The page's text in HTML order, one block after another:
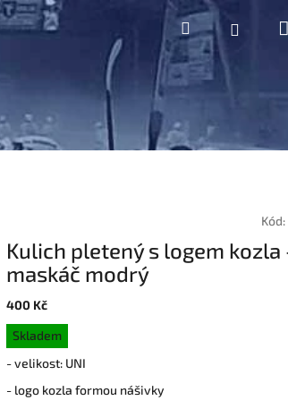
Hledat
Kód:
Kulich pletený s logem kozla
maskáč modrý
400 Kč
Měrná
cena:
Skladem
- velikost: UNI
- logo kozla formou nášivky